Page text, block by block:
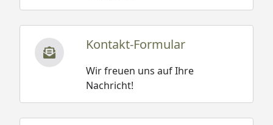
Kontakt-Formular
Wir freuen uns auf Ihre
Nachricht!